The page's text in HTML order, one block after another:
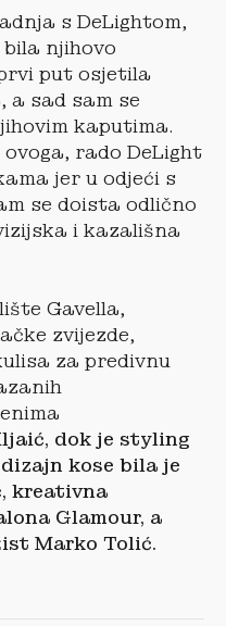
s DeLightom,
njihovo
put osjetila
a sad sam se
kaputima.
rado DeLight
jer u odjeći s
se doista odlično
i kazališna
Gavella,
zvijezde,
za predivnu
dok je styling
kose bila je
kreativna
Glamour, a
Marko Tolić.